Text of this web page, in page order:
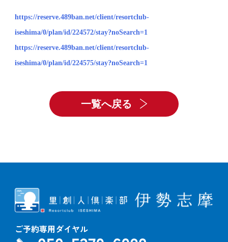
https://reserve.489ban.net/client/resortclub-
iseshima/0/plan/id/224572/stay?noSearch=1
https://reserve.489ban.net/client/resortclub-
iseshima/0/plan/id/224575/stay?noSearch=1
一覧へ戻る
ご予約専用ダイヤル